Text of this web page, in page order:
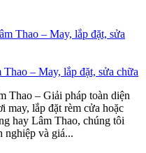
– May, lắp đặt, sửa chữa
Thao – Giải pháp toàn diện
may, lắp đặt rèm cửa hoặc
hay Lâm Thao, chúng tôi
nghiệp và giá...